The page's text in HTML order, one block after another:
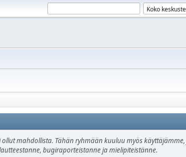
mahdollista. Tähän ryhmään kuuluu myös
bugiraporteistanne ja mielipiteistänne.